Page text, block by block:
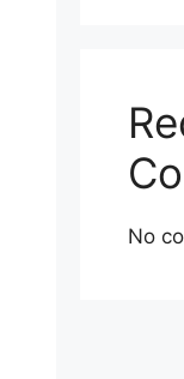
No